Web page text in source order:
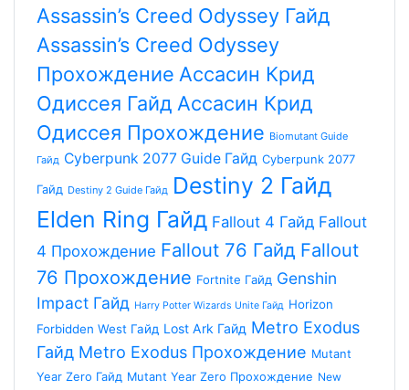
Assassin’s Creed Odyssey Гайд
Assassin’s Creed Odyssey
Прохождение Aссасин Крид
Одиссея Гайд Aссасин Крид
Одиссея Прохождение Biomutant Guide
Гайд Cyberpunk 2077 Guide Гайд Cyberpunk 2077
Гайд Destiny 2 Guide Гайд Destiny 2 Гайд
Elden Ring Гайд Fallout 4 Гайд Fallout
4 Прохождение Fallout 76 Гайд Fallout
76 Прохождение Fortnite Гайд Genshin
Impact Гайд Harry Potter Wizards Unite Гайд Horizon
Forbidden West Гайд Lost Ark Гайд Metro Exodus
Гайд Metro Exodus Прохождение Mutant
Year Zero Гайд Mutant Year Zero Прохождение New